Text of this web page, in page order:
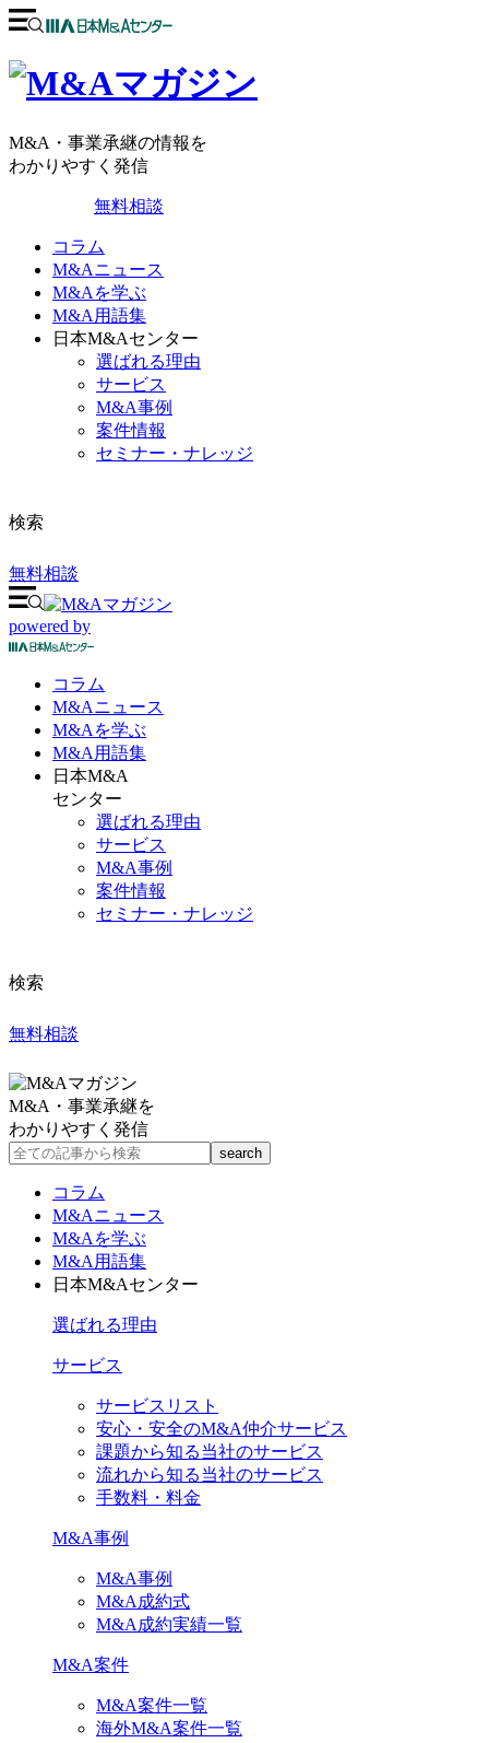
M&A・事業承継の情報を
わかりやすく発信
無料相談
コラム
M&Aニュース
M&Aを学ぶ
M&A用語集
日本M&Aセンター
選ばれる理由
サービス
M&A事例
案件情報
セミナー・ナレッジ
検索
無料相談
powered by
コラム
M&Aニュース
M&Aを学ぶ
M&A 用語集
日本M&A
センター
選ばれる理由
サービス
M&A事例
案件情報
セミナー・ナレッジ
検索
無料相談
M&A・事業承継を
わかりやすく発信
コラム
M&Aニュース
M&Aを学ぶ
M&A用語集
日本M&Aセンター
選ばれる理由
サービス
サービスリスト
安心・安全のM&A仲介サービス
課題から知る当社のサービス
流れから知る当社のサービス
手数料・料金
M&A事例
M&A事例
M&A成約式
M&A成約実績一覧
M&A案件
M&A案件一覧
海外M&A案件一覧